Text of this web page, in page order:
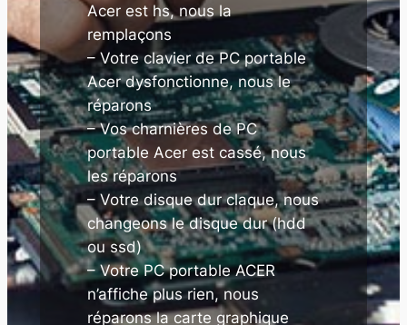
Acer est hs, nous la
remplaçons
– Votre clavier de PC portable
Acer dysfonctionne, nous le
réparons
– Vos charnières de PC
portable Acer est cassé, nous
les réparons
– Votre disque dur claque, nous
changeons le disque dur (hdd
ou ssd)
– Votre PC portable ACER
n’affiche plus rien, nous
réparons la carte graphique